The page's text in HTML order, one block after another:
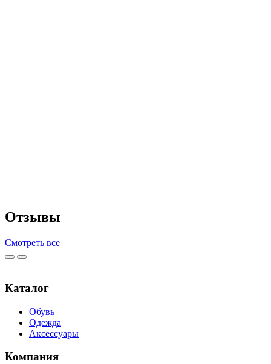
Отзывы
Смотреть все
Каталог
Обувь
Одежда
Аксессуары
Компания